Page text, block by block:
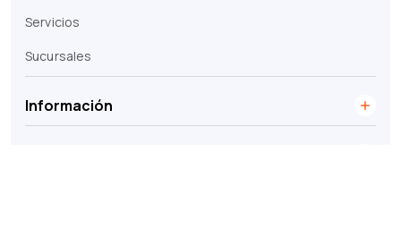
Servicios
Sucursales
Información